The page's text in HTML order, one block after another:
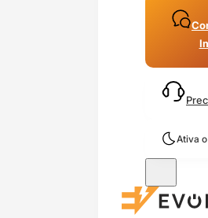
Ativa